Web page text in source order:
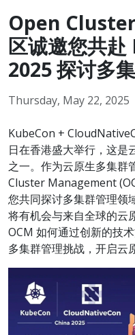
Open
区诚邀您共
2025 探讨多
Thursday, May 22, 2025
KubeCon +
日在香港盛大举行，这是
之一。作为云原生多集群
Cluster Management
您共同探讨多集群管理领
将有机会与来自全球的云
OCM 如何通过创新的技
多集群管理挑战，开启云